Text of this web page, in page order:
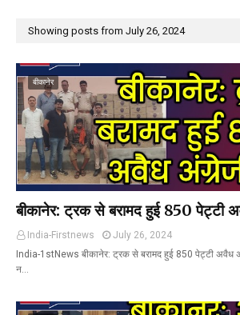
Showing posts from July 26, 2024
बीकानेर
बीकानेर: ट्रक से बरामद हुई 850 पेट्टी
India-Firstnews
July 26, 2024
India-1stNews बीकानेर: ट्रक से बरामद हुई 850 पेट्टी अवैध
न…